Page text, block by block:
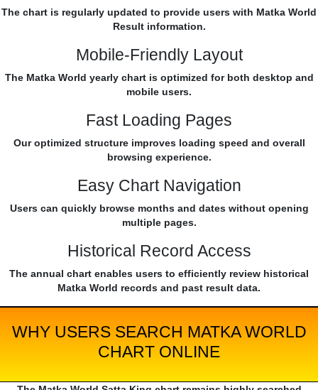
The chart is regularly updated to provide users with Matka World
Result information.
Mobile-Friendly Layout
The Matka World yearly chart is optimized for both desktop and
mobile users.
Fast Loading Pages
Our optimized structure improves loading speed and overall
browsing experience.
Easy Chart Navigation
Users can quickly browse months and dates without opening
multiple pages.
Historical Record Access
The annual chart enables users to efficiently review historical
Matka World records and past result data.
WHY USERS SEARCH MATKA WORLD
CHART ONLINE